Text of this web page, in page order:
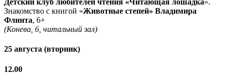
Детский клуб любителей чтения «Читающая лошадка».
Знакомство с книгой «Животные степей» Владимира
Флинта, 6+
(Конева, 6, читальный зал)
25 августа (вторник)
12.00